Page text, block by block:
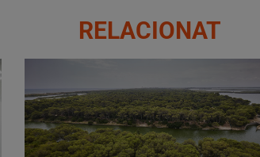
RELACIONAT